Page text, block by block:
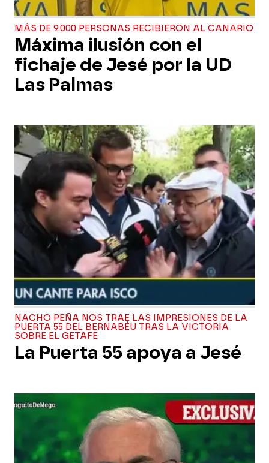
MÁS DE 9.000 PERSONAS RECIBIERON AL CANARIO
Máxima ilusión con el
fichaje de Jesé por la UD
Las Palmas
NACHO PEÑA NOS TRAE LAS IMPRESIONES DE LA
PUERTA 55 DEL BERNABÉU TRAS LA VICTORIA
SOBRE EL GETAFE
La Puerta 55 apoya a Jesé